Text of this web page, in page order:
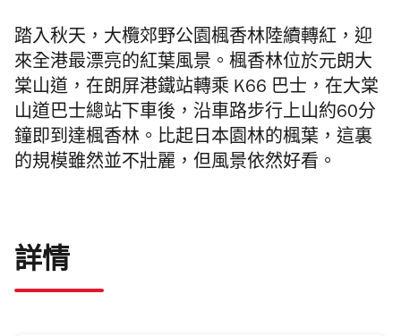
踏入秋天，大欖郊野公園楓香林陸續轉紅 ，迎
來全港最漂亮的紅葉風景。楓香林位於元朗大
棠山道，在朗屏港鐵站轉乘 K66 巴士，在大棠
山道巴士總站下車後，沿車路步行上山約60分
鐘即到達楓香林。比起日本園林的楓葉，這裏
的規模雖然並不壯麗，但風景依然好看。
詳情